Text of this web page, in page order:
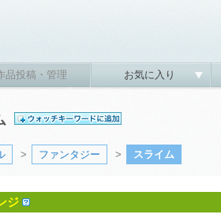
品投稿・管理 お気に入り
> ファンタジー > スライム
ジ